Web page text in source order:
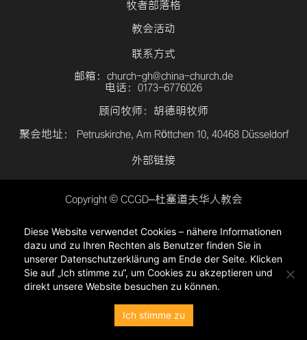
牧者部落格
教会活动
联系方式
邮箱：church-gh@china-church.de
电话：0173-6776026
顾问牧师：胡德明牧师
聚会地址： Petruskirche, Am Röttchen 10, 40468 Düsseldorf
外部链接
Copyright © CCGD–杜塞道夫华人教会
隐私政策
Diese Website verwendet Cookies – nähere Informationen
dazu und zu Ihren Rechten als Benutzer finden Sie in
unserer Datenschutzerklärung am Ende der Seite. Klicken
Sie auf „Ich stimme zu“, um Cookies zu akzeptieren und
direkt unsere Website besuchen zu können.
Ich stimme zu